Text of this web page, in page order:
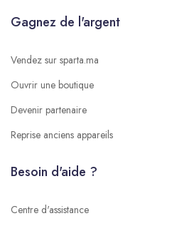
Gagnez de l'argent
Vendez sur sparta.ma
Ouvrir une boutique
Devenir partenaire
Reprise anciens appareils
Besoin d'aide ?
Centre d'assistance